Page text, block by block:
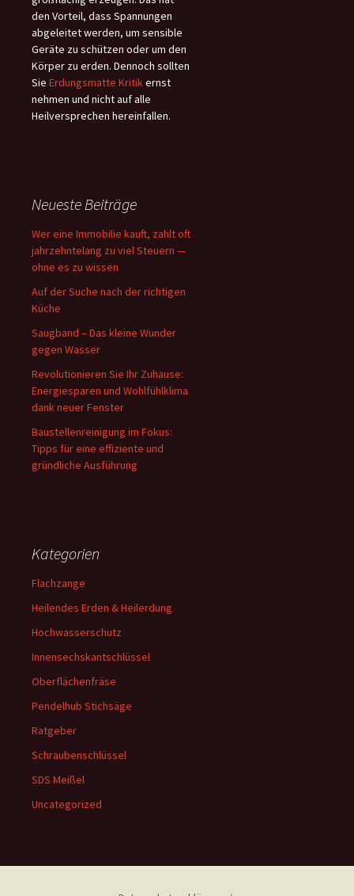
den Vorteil, dass Spannungen
abgeleitet werden, um sensible
Geräte zu schützen oder um den
Körper zu erden. Dennoch sollten
Sie Erdungsmatte Kritikernst
nehmen und nicht auf alle
Heilversprechen hereinfallen.
Neueste Beiträge
Wer eine Immobilie kauft, zahlt oft
jahrzehntelang zu viel Steuern —
ohne es zu wissen
Auf der Suche nach der richtigen
Küche
Saugband – Das kleine Wunder
gegen Wasser
Revolutionieren Sie Ihr Zuhause:
Energiesparen und Wohlfühlklima
dank neuer Fenster
Baustellenreinigung im Fokus:
Tipps für eine effiziente und
gründliche Ausführung
Kategorien
Flachzange
Heilendes Erden & Heilerdung
Hochwasserschutz
Innensechskantschlüssel
Oberflächenfräse
Pendelhub Stichsäge
Ratgeber
Schraubenschlüssel
SDS Meißel
Uncategorized